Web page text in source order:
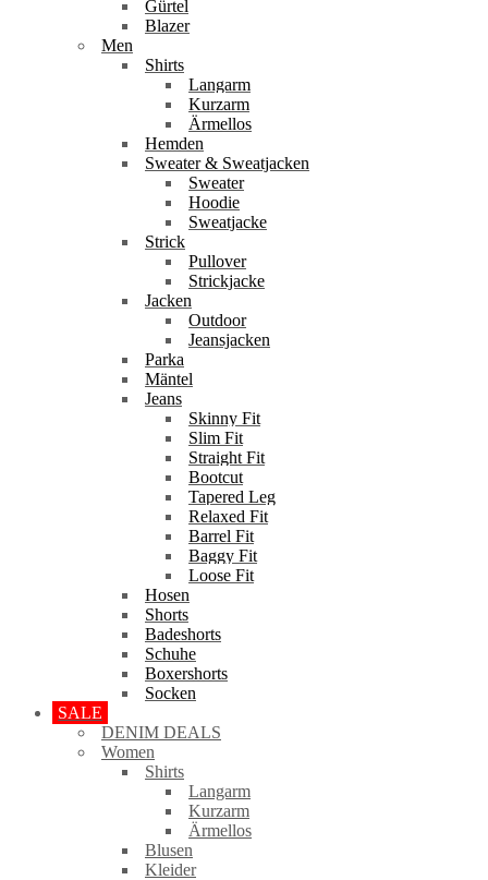
Gürtel
Blazer
Men
Shirts
Langarm
Kurzarm
Ärmellos
Hemden
Sweater & Sweatjacken
Sweater
Hoodie
Sweatjacke
Strick
Pullover
Strickjacke
Jacken
Outdoor
Jeansjacken
Parka
Mäntel
Jeans
Skinny Fit
Slim Fit
Straight Fit
Bootcut
Tapered Leg
Relaxed Fit
Barrel Fit
Baggy Fit
Loose Fit
Hosen
Shorts
Badeshorts
Schuhe
Boxershorts
Socken
SALE
DENIM DEALS
Women
Shirts
Langarm
Kurzarm
Ärmellos
Blusen
Kleider